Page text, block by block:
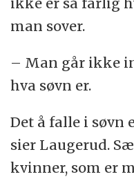
man sover.
– Man går ikke
hva søvn er.
Det å falle i søvn
sier Laugerud.
kvinner, som er